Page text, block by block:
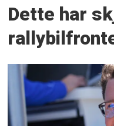
Dette har